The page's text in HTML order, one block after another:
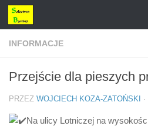
Przejdź do treści
INFORMACJE
Przejście dla pieszych
PRZEZ WOJCIECH KOZA-ZATOŃSKI ·
Na ulicy Lotniczej na